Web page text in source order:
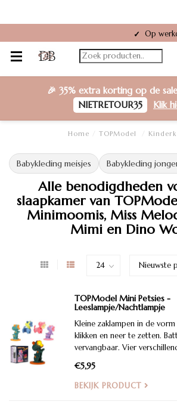
✓ Gratis
🎉 35% extra kortingop de
NIETRETOUR35
Klik
Home TOPModel
Babykleding meisjes Babykleding
Alle benodigdheden
slaapkamer van
Minimoomis, Miss
Mimi en Dino
TOPModel Mini Petsies -
Leeslampje/Nachtlampje
Kleine zaklampen in de
klikken en neer te zetten.
vervangbaar. Vier
€5,95
BEKIJK PRODUCT